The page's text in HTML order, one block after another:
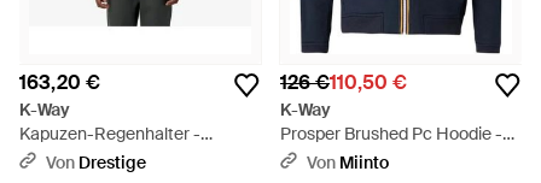
163,20 €
K-Way
Kapuzen-Regenhalter -
Schwarz
Von Drestige
126 €110,50 €
K-Way
Prosper Brushed Pc Hoodie -
BlauVon Miinto